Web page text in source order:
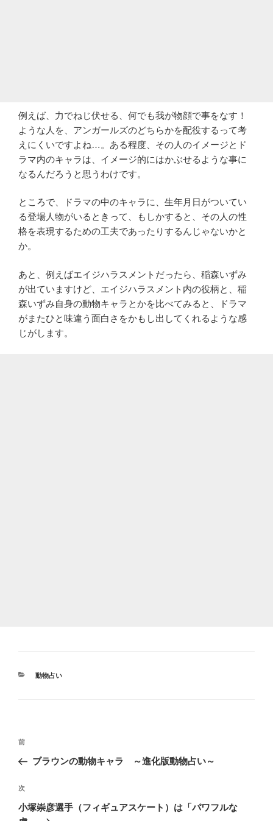
例えば、力でねじ伏せる、何でも我が物顔で事をなす！
ような人を、アンガールズのどちらかを配役するって考
えにくいですよね…。ある程度、その人のイメージとド
ラマ内のキャラは、イメージ的にはかぶせるような事に
なるんだろうと思うわけです。
ところで、ドラマの中のキャラに、生年月日がついてい
る登場人物がいるときって、もしかすると、その人の性
格を表現するための工夫であったりするんじゃないかと
か。
あと、例えばエイジハラスメントだったら、稲森いずみ
が出ていますけど、エイジハラスメント内の役柄と、稲
森いずみ自身の動物キャラとかを比べてみると、ドラマ
がまたひと味違う面白さをかもし出してくれるような感
じがします。
カ
動物占い
投
ナ
ビ
ゲ
前
の
稿
前
ブラウンの動物キャラ ～進化版動物占い～
次
の
投
次
小塚崇彦選手（フィギュアスケート）は「パワフルな